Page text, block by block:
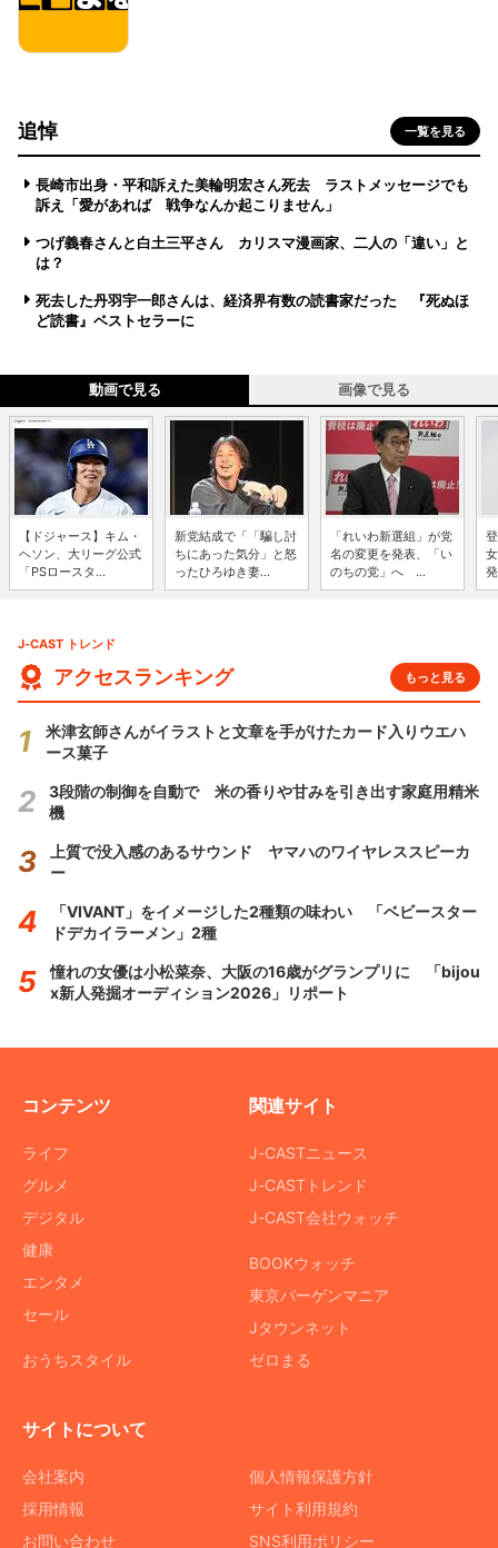
追悼 一覧を見る
長崎市出身・平和訴えた美輪明宏さん死去 ラストメッセージでも
訴え「愛があれば 戦争なんか起こりません」
つげ義春さんと白土三平さん カリスマ漫画家、二人の「違い」と
は？
死去した丹羽宇一郎さんは、経済界有数の読書家だった 『死ぬほ
ど読書』ベストセラーに
動画で見る 画像で見る
【ドジャース】キム・
ヘソン、大リーグ公式
「PSロースタ...
新党結成で「「騙し討
ちにあった気分」と怒
ったひろゆき妻...
「れいわ新選組」が党
名の変更を発表、「い
のちの党」へ ...
J-CAST トレンド
アクセスランキング もっと見る
米津玄師さんがイラストと文章を手がけたカード入りウエハ
ース菓子
3段階の制御を自動で 米の香りや甘みを引き出す家庭用精米
機
上質で没入感のあるサウンド ヤマハのワイヤレススピーカ
ー
「VIVANT」をイメージした2種類の味わい 「ベビースター
ドデカイラーメン」2種
憧れの女優は小松菜奈、大阪の16歳がグランプリに 「bijou
x新人発掘オーディション2026」リポート
コンテンツ
ライフ
グルメ
デジタル
健康
エンタメ
セール
おうちスタイル
関連サイト
J-CASTニュース
J-CASTトレンド
J-CAST会社ウォッチ
BOOKウォッチ
東京バーゲンマニア
Jタウンネット
ゼロまる
サイトについて
会社案内
採用情報
お問い合わせ
個人情報保護方針
サイト利用規約
SNS利用ポリシー